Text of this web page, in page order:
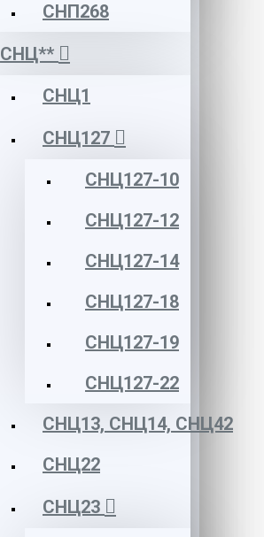
СНП268
СНЦ**
СНЦ1
СНЦ127
СНЦ127-10
СНЦ127-12
СНЦ127-14
СНЦ127-18
СНЦ127-19
СНЦ127-22
СНЦ13, СНЦ14, СНЦ42
СНЦ22
СНЦ23